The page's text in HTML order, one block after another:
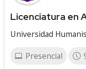
Licenciatura en
Universidad
Presencial